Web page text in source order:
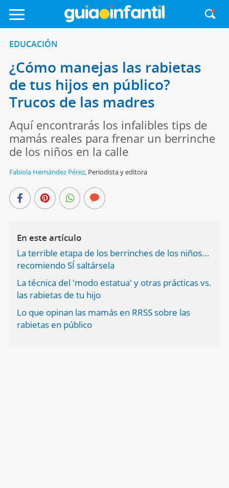
EDUCACIÓN
¿Cómo manejas las rabietas
de tus hijos en público?
Trucos de las madres
Aquí encontrarás los infalibles tips de
mamás reales para frenar un berrinche
de los niños en la calle
Fabiola Hernández Pérez, Periodista y editora
En este artículo
La terrible etapa de los berrinches de los niños...
recomiendo SÍ saltársela
La técnica del 'modo estatua' y otras prácticas vs.
las rabietas de tu hijo
Lo que opinan las mamás en RRSS sobre las
rabietas en público